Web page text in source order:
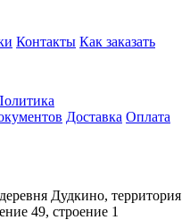
Контакты Как заказать
Доставка Оплата
Дудкино, территория
49, строение 1